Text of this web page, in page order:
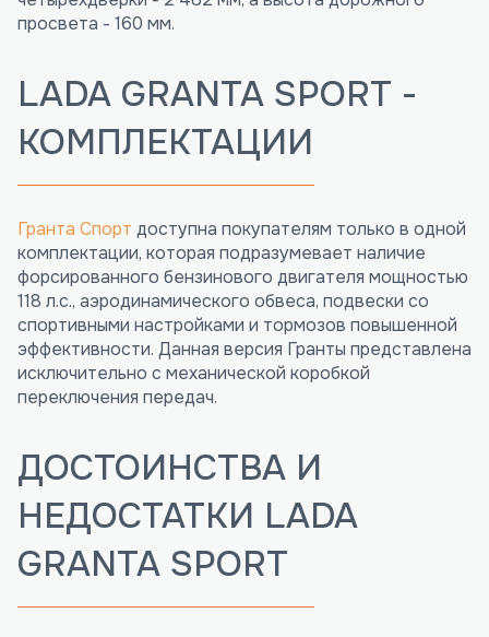
просвета - 160 мм.
LADA GRANTA SPORT -
КОМПЛЕКТАЦИИ
Гранта Спорт доступна покупателям только в одной
комплектации, которая подразумевает наличие
форсированного бензинового двигателя мощностью
118 л.с., аэродинамического обвеса, подвески со
спортивными настройками и тормозов повышенной
эффективности. Данная версия Гранты представлена
исключительно с механической коробкой
переключения передач.
ДОСТОИНСТВА И
НЕДОСТАТКИ LADA
GRANTA SPORT